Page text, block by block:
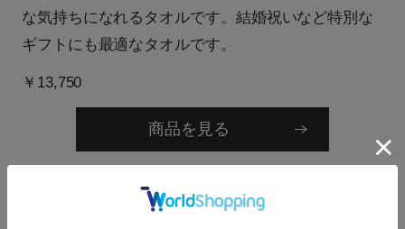
な気持ちになれるタオルです。結婚祝いなど特別な
ギフトにも最適なタオルです。
￥13,750
商品を見る
コットンヌーボー